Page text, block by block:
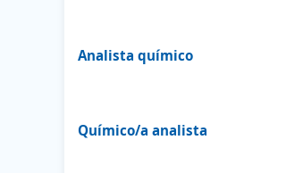
Analista químico
Químico/a analista